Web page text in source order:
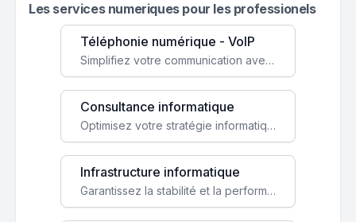
Les services numeriques pour les professionels
Téléphonie numérique - VoIP
Simplifiez votre communication avec une solution VoIP flexible, économique et adaptée à vos besoins professionnels.
Consultance informatique
Optimisez votre stratégie informatique avec l'expertise de nos consultants pour améliorer votre efficacité et sécurité.
Infrastructure informatique
Garantissez la stabilité et la performance de votre entreprise avec une infrastructure IT sécurisée et évolutive.